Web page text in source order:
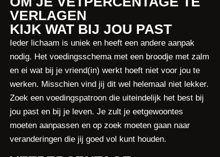
VERLAGEN
KIJK WAT BIJ JOU PAST
Ieder lichaam is uniek en heeft een andere aanpak
nodig. Het voedingsschema met een broodje met zalm
en ei wat bij je vriend(in) werkt hoeft niet voor jou te
werken. Misschien vind jij dit wel helemaal niet lekker.
Zoek een voedingspatroon die uiteindelijk het best bij
jou past en bij je leven. Je zult je eetgewoontes
moeten aanpassen en op zoek moeten gaan naar
veranderingen die jij goed vol kunt houden.